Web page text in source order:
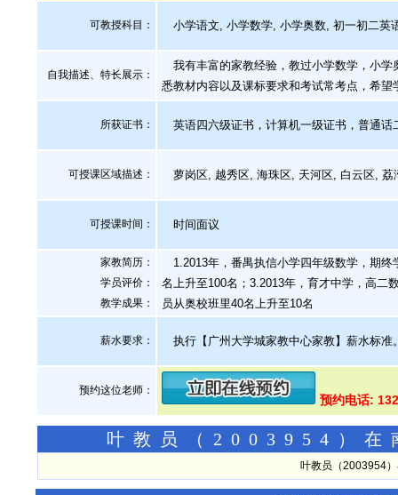
可教授科目： 小学语文, 小学数学, 小学奥数, 初一初二英
自我描述、特长展示 ：
我有丰富的家教经验，教过小学数学，小学
悉教材内容以及课标要求和考试常考点，希
所获证书 ： 英语四六级证书，计算机一级证书，普通话
可授课区域描述： 萝岗区, 越秀区, 海珠区, 天河区, 白云区, 荔
可授课时间： 时间面议
家教简历：
学员评价：
教学成果：
1.2013年，番禺执信小学四年级数学，期终
名上升至100名；3.2013年，育才中学，高二
员从奥校班里40名上升至10名
薪水要求： 执行【广州大学城家教中心家教】薪水标准
预约这位老师：
预约电话:
叶教员（2003954）在
叶教员（2003954